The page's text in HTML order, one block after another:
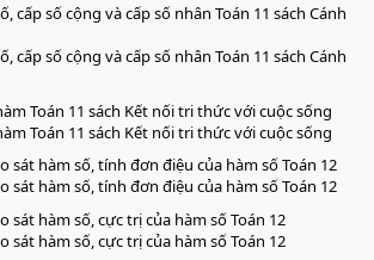
cấp số cộng và cấp số nhân Toán 11 sách Cánh
cấp số cộng và cấp số nhân Toán 11 sách Cánh
Toán 11 sách Kết nối tri thức với cuộc sống
Toán 11 sách Kết nối tri thức với cuộc sống
sát hàm số, tính đơn điệu của hàm số Toán 12
sát hàm số, tính đơn điệu của hàm số Toán 12
sát hàm số, cực trị của hàm số Toán 12
sát hàm số, cực trị của hàm số Toán 12